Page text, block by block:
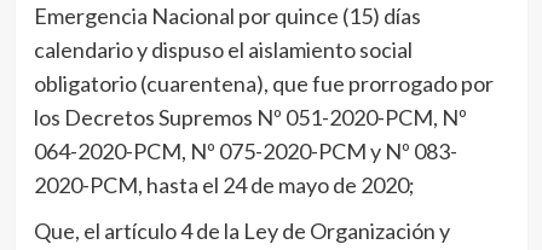
Emergencia Nacional por quince (15) días
calendario y dispuso el aislamiento social
obligatorio (cuarentena), que fue prorrogado por
los Decretos Supremos Nº 051-2020-PCM, Nº
064-2020-PCM, Nº 075-2020-PCM y Nº 083-
2020-PCM, hasta el 24 de mayo de 2020;
Que, el artículo 4 de la Ley de Organización y